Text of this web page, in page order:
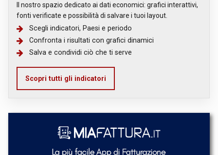
Il nostro spazio dedicato ai dati economici: grafici interattivi,
fonti verificate e possibilità di salvare i tuoi layout.
Scegli indicatori, Paesi e periodo
Confronta i risultati con grafici dinamici
Salva e condividi ciò che ti serve
Scopri tutti gli indicatori